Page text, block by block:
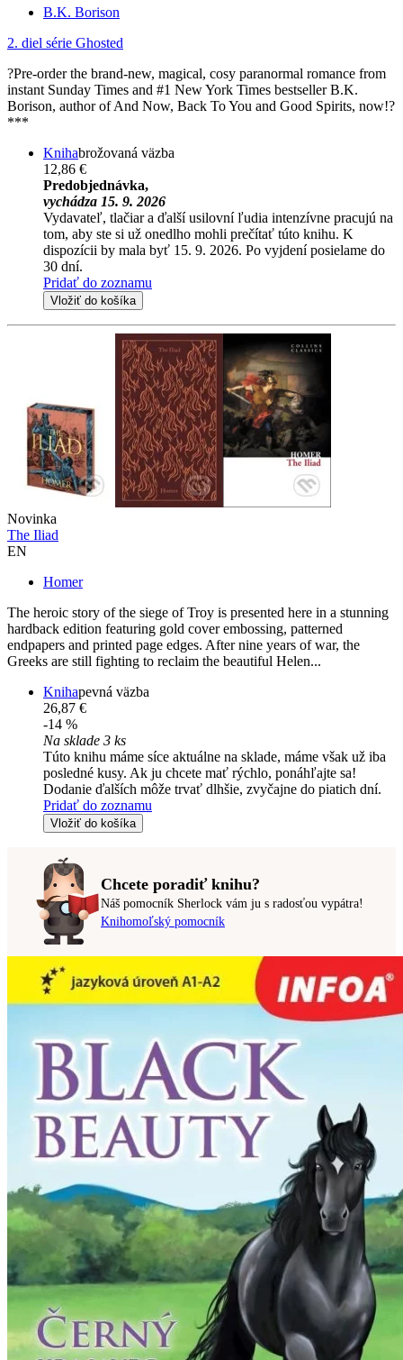
B.K. Borison
2. diel série Ghosted
?Pre-order the brand-new, magical, cosy paranormal romance from
instant Sunday Times and #1 New York Times bestseller B.K.
Borison, author of And Now, Back To You and Good Spirits, now!?
***
Knihabrožovaná väzba
12,86 €
Predobjednávka,
vychádza 15. 9. 2026
Vydavateľ, tlačiar a ďalší usilovní ľudia intenzívne pracujú na
tom, aby ste si už onedlho mohli prečítať túto knihu. K
dispozícii by mala byť 15. 9. 2026. Po vyjdení posielame do
30 dní.
Pridať do zoznamu
Vložiť do košíka
Novinka
The Iliad
EN
Homer
The heroic story of the siege of Troy is presented here in a stunning
hardback edition featuring gold cover embossing, patterned
endpapers and printed page edges. After nine years of war, the
Greeks are still fighting to reclaim the beautiful Helen...
Knihapevná väzba
26,87 €
-14 %
Na sklade 3 ks
Túto knihu máme síce aktuálne na sklade, máme však už iba
posledné kusy. Ak ju chcete mať rýchlo, ponáhľajte sa!
Dodanie ďalších môže trvať dlhšie, zvyčajne do piatich dní.
Pridať do zoznamu
Vložiť do košíka
Chcete poradiť knihu?
Náš pomocník Sherlock vám ju s radosťou vypátra!
Knihomoľský pomocník